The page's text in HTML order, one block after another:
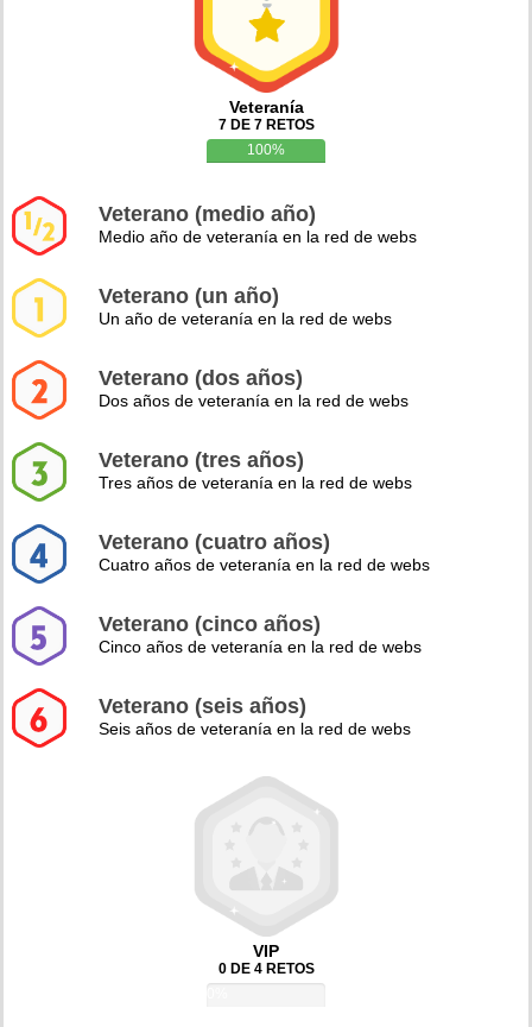
Veteranía
7 DE 7 RETOS
100%
Veterano (medio año)
Medio año de veteranía en la red de webs
Veterano (un año)
Un año de veteranía en la red de webs
Veterano (dos años)
Dos años de veteranía en la red de webs
Veterano (tres años)
Tres años de veteranía en la red de webs
Veterano (cuatro años)
Cuatro años de veteranía en la red de webs
Veterano (cinco años)
Cinco años de veteranía en la red de webs
Veterano (seis años)
Seis años de veteranía en la red de webs
VIP
0 DE 4 RETOS